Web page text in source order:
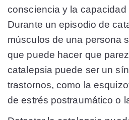
consciencia y la capacidad
Durante un episodio de
músculos de una persona
que puede hacer que
catalepsia puede ser un
trastornos, como la
de estrés postraumático o